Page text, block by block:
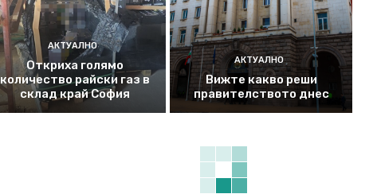
АКТУАЛНО
Откриха голямо
количество райски газ в
склад край София
АКТУАЛНО
Вижте какво реши
правителството днес